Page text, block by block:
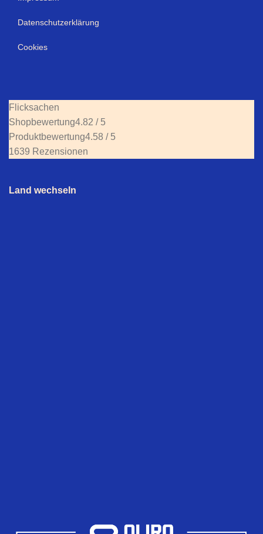
Datenschutzerklärung
Cookies
Flicksachen
Shopbewertung4.82 / 5
Produktbewertung4.58 / 5
1639 Rezensionen
Land wechseln